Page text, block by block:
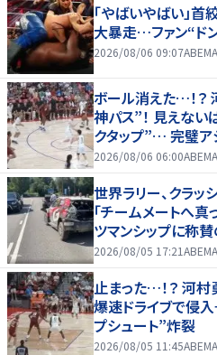
「やばいやばい」
大暴走…ファン“ド
2026/08/06 09:07ABEMA
ボール消えた…！？
神パス”！ 見えない
クタップ”… 完璧ア
2026/08/06 06:00ABEMA
世界ラリー、クラ
「チームメートへ
ツマンシップに称
2026/08/05 17:21ABEMA
止まった…！？ 河
爆速ドライブで侵
プシュート”炸裂
2026/08/05 11:45ABEMA